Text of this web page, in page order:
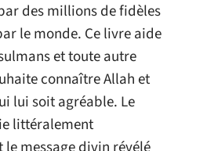
des millions de fidèles
le monde. Ce livre aide
et toute autre
connaître Allah et
lui soit agréable. Le
littéralement